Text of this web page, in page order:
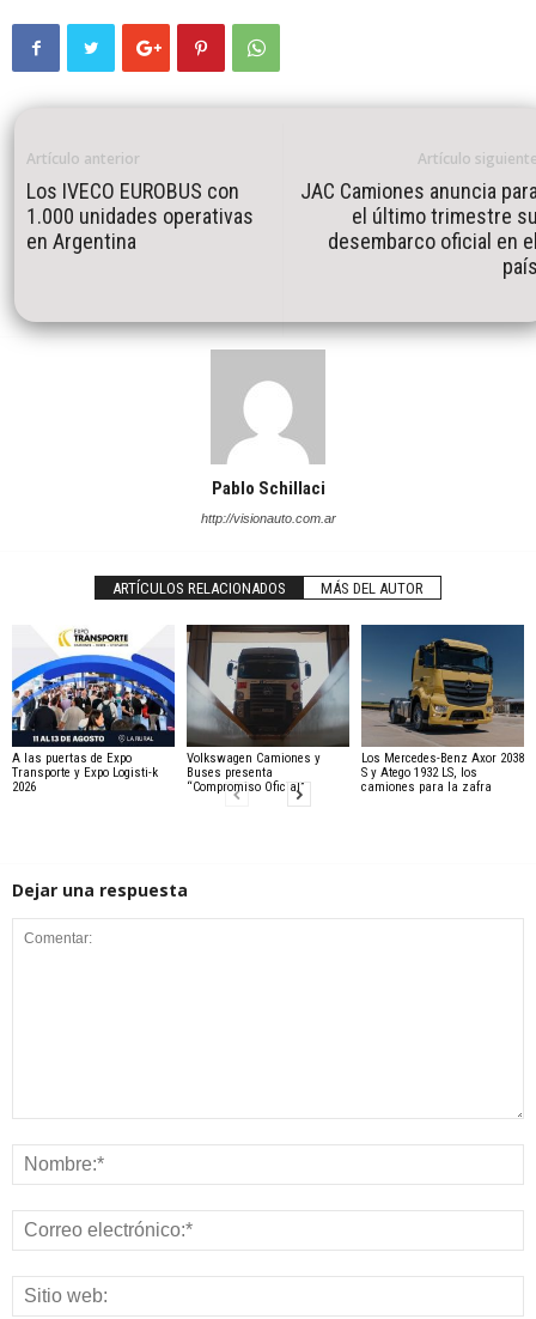
Artículo anterior
Los IVECO EUROBUS con
1.000 unidades operativas
en Argentina
Artículo
JAC Camiones anuncia
el último trimestre
desembarco oficial en
Pablo Schillaci
http://visionauto.com.ar
ARTÍCULOS RELACIONADOS MÁS DEL AUTOR
A las puertas de Expo
Transporte y Expo Logisti-k
2026
Volkswagen Camiones y
Buses presenta
“Compromiso Oficial”
Los Mercedes-Benz Axor 2038
S y Atego 1932 LS, los
camiones para la zafra
Dejar una respuesta